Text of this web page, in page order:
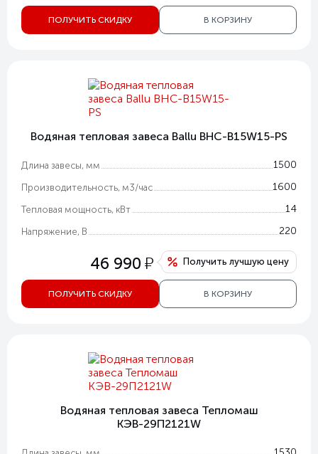
ПОЛУЧИТЬ СКИДКУ В КОРЗИНУ
Водяная тепловая завеса Ballu BHC-B15W15-PS
Длина завесы, мм 1500
Производительность, м3/час 1600
Тепловая мощность, кВт 14
Напряжение, В 220
46 990 у Получить лучшую цену
ПОЛУЧИТЬ СКИДКУ В КОРЗИНУ
Водяная тепловая завеса Тепломаш
КЭВ-29П2121W